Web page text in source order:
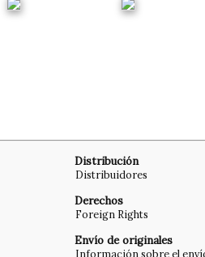
Distribución
Distribuidores
Derechos
Foreign Rights
Envío de originales
Información sobre el